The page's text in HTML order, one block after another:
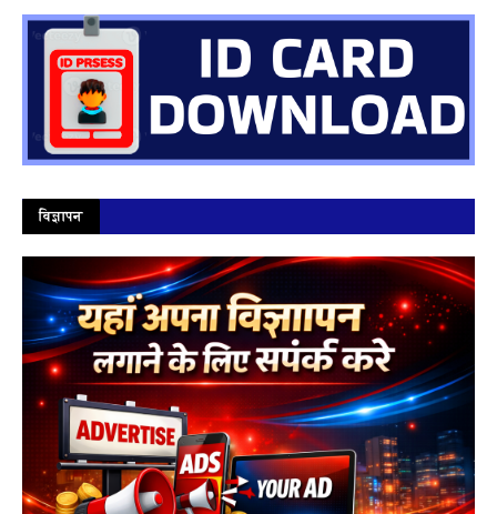
विज्ञापन